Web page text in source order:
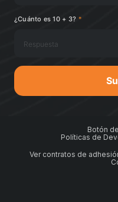
¿Cuánto es 10 + 3? *
Botón
Políticas de
Ver contratos de